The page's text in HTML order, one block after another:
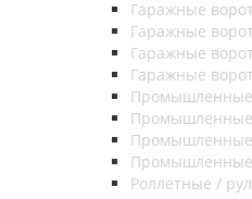
Гаражные
Гаражные
Гаражные
Гаражные
Промышленные
Промышленные
Промышленные
Промышленные
Роллетные /